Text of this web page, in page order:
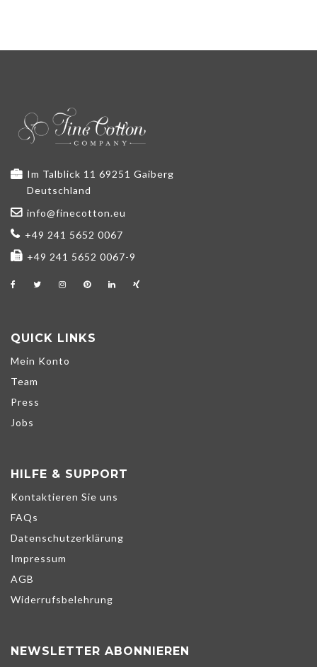
Im Talblick 11 69251 Gaiberg
Deutschland
info@finecotton.eu
+49 241 5652 0067
+49 241 5652 0067-9
QUICK LINKS
Mein Konto
Team
Press
Jobs
HILFE & SUPPORT
Kontaktieren Sie uns
FAQs
Datenschutzerklärung
Impressum
AGB
Widerrufsbelehrung
NEWSLETTER ABONNIEREN